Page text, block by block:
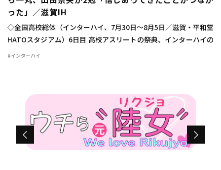
った」／滋賀IH
◇全国高校総体（インターハイ、7月30日～8月5日／滋賀・平和堂
HATOスタジアム）6日目 高校アスリートの祭典、インターハイの
6日目が行われ、女子4×100mリレーは市柏（千葉）が45秒41で
#インターハイ